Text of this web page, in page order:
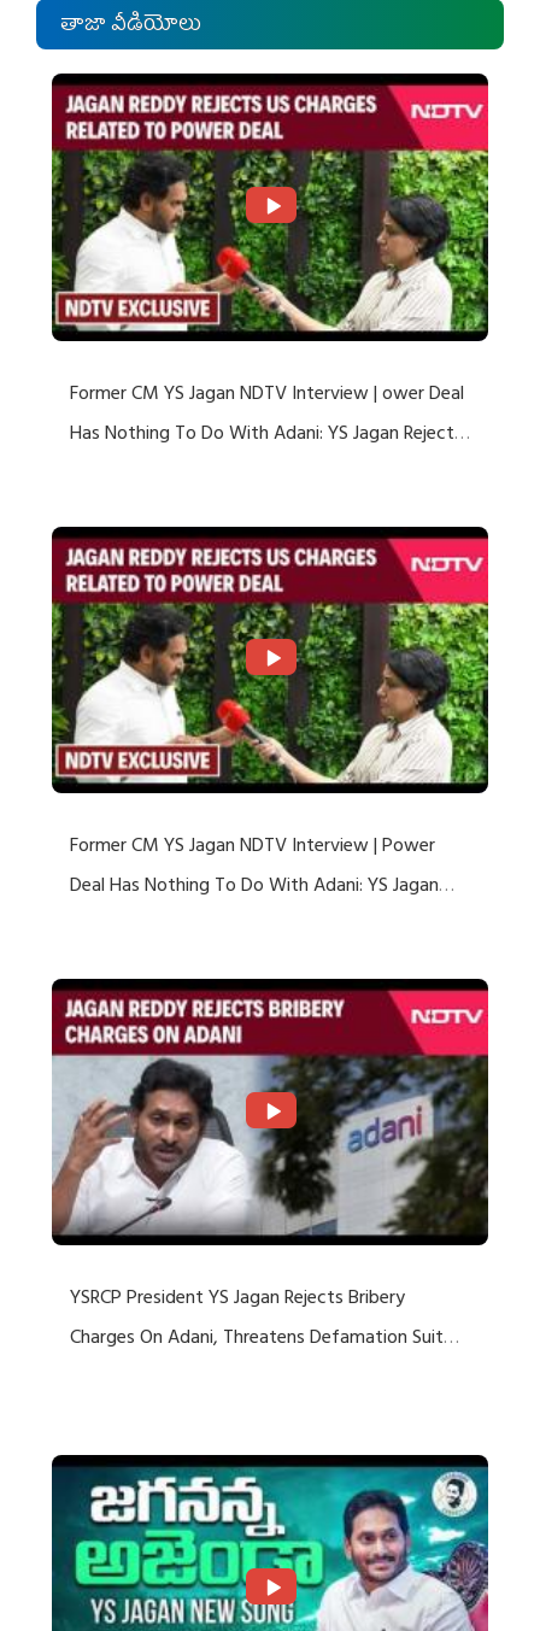
తాజా వీడియోలు
Former CM YS Jagan NDTV Interview | ower Deal
Has Nothing To Do With Adani: YS Jagan Rejects
Former CM YS Jagan NDTV Interview | Power
Deal Has Nothing To Do With Adani: YS Jagan
YSRCP President YS Jagan Rejects Bribery
Charges On Adani, Threatens Defamation Suit